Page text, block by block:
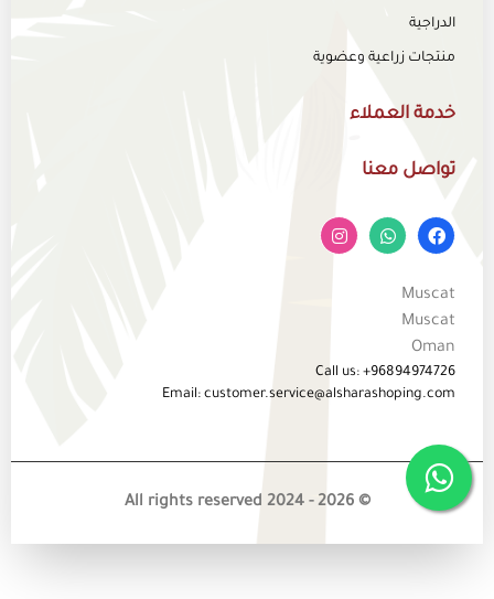
الدراجية
منتجات زراعية وعضوية
خدمة العملاء
تواصل معنا
Muscat
Muscat
Oman
Call us: +96894974726
Email: customer.service@alsharashoping.com
© 2026 - All rights reserved 2024